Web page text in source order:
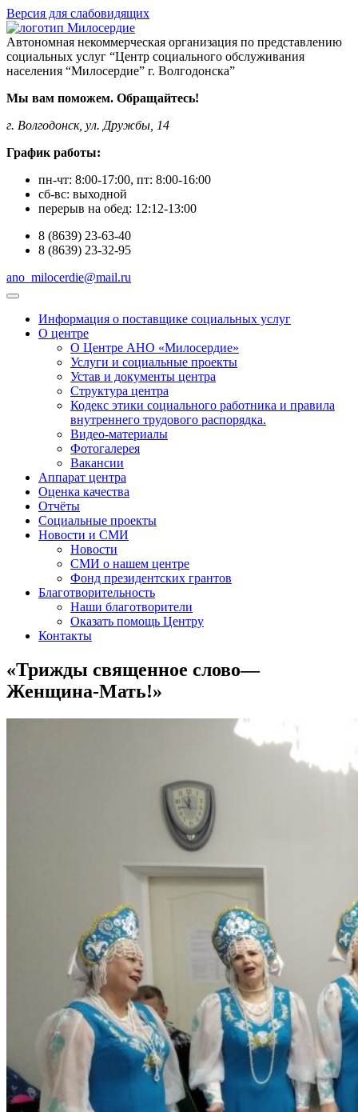
Версия для слабовидящих
Автономная некоммерческая организация по представлению
социальных услуг “Центр социального обслуживания
населения “Милосердие” г. Волгодонска”
Мы вам поможем. Обращайтесь!
г. Волгодонск, ул. Дружбы, 14
График работы:
пн-чт: 8:00-17:00, пт: 8:00-16:00
сб-вс: выходной
перерыв на обед: 12:12-13:00
8 (8639) 23-63-40
8 (8639) 23-32-95
ano_milocerdie@mail.ru
Информация о поставщике социальных услуг
О центре
О Центре АНО «Милосердие»
Услуги и социальные проекты
Устав и документы центра
Структура центра
Кодекс этики социального работника и правила
внутреннего трудового распорядка.
Видео-материалы
Фотогалерея
Вакансии
Аппарат центра
Оценка качества
Отчёты
Социальные проекты
Новости и СМИ
Новости
СМИ о нашем центре
Фонд президентских грантов
Благотворительность
Наши благотворители
Оказать помощь Центру
Контакты
«Трижды священное слово—
Женщина-Мать!»